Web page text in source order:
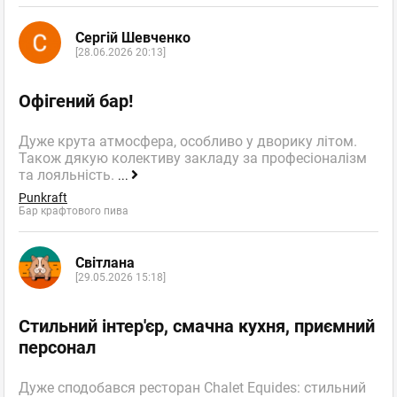
ответить
facebook
Гость
10.10.2010 22:19
Без заголовку
Скажите, сколько в среднем стоит ужин в Напуле?
Napule Пиццерия
ответить
Сергій Шевченко
[28.06.2026 20:13]
Офігений бар!
Дуже крута атмосфера, особливо у дворику літом.
Також дякую колективу закладу за професіоналізм
та лояльність. ...
Punkraft
Бар крафтового пива
Світлана
[29.05.2026 15:18]
Стильний інтер'єр, смачна кухня, приємний
персонал
Дуже сподобався ресторан Chalet Equides: стильний